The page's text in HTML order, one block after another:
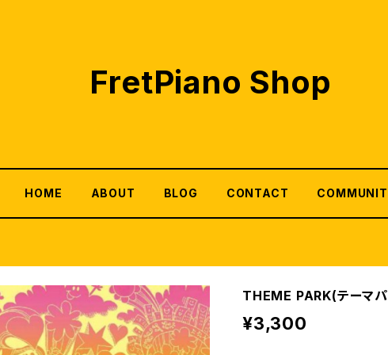
FretPiano Shop
HOME ABOUT BLOG CONTACT
THEME PARK(テーマ
¥3,300